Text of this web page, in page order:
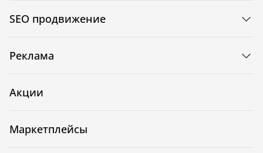
SEO продвижение
Реклама
Акции
Маркетплейсы